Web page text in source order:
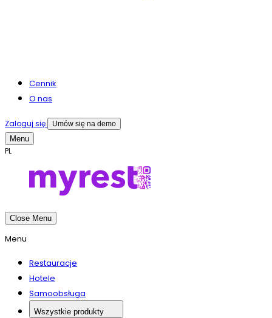
Cennik
O nas
Zaloguj się Umów się na demo
Menu
PL
Close Menu
Menu
Restauracje
Hotele
Samoobsługa
Wszystkie produkty